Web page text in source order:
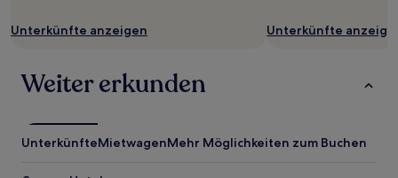
Unterkünfte anzeigen Unterkünfte
Weiter erkunden
UnterkünfteMietwagenMehr Möglichkeiten zum Buchen